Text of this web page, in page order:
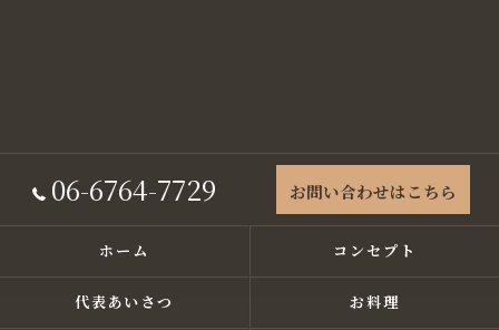
06-6764-7729 お問い合わせはこちら
ホーム コンセプト
代表あいさつ お料理